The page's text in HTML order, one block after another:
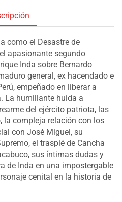
como el Desastre de
apasionante segundo
Inda sobre Bernardo
general, ex hacendado e
empeñado en liberar a
La humillante huida a
del ejército patriota, las
la compleja relación con los
con José Miguel, su
el traspié de Cancha
sus íntimas dudas y
de Inda en una impostergable
cenital en la historia de